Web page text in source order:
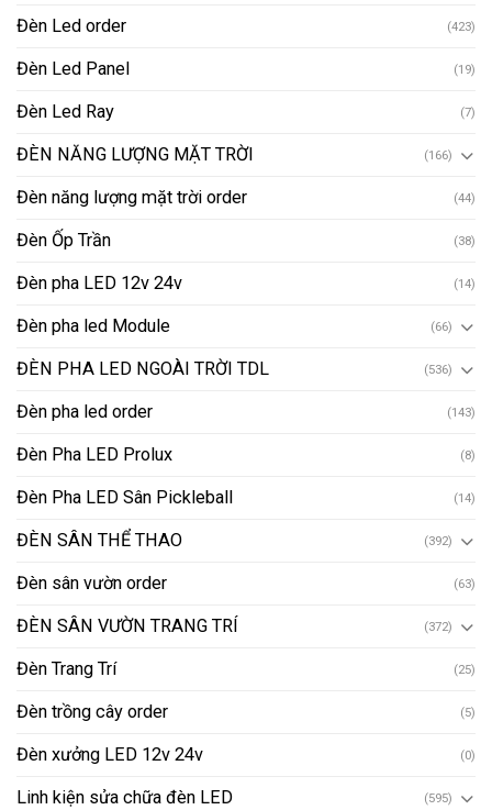
Đèn Led order (423)
Đèn Led Panel (19)
Đèn Led Ray (7)
ĐÈN NĂNG LƯỢNG MẶT TRỜI (166)
Đèn năng lượng mặt trời order (44)
Đèn Ốp Trần (38)
Đèn pha LED 12v 24v (14)
Đèn pha led Module (66)
ĐÈN PHA LED NGOÀI TRỜI TDL (536)
Đèn pha led order (143)
Đèn Pha LED Prolux (8)
Đèn Pha LED Sân Pickleball (14)
ĐÈN SÂN THỂ THAO (392)
Đèn sân vườn order (63)
ĐÈN SÂN VƯỜN TRANG TRÍ (372)
Đèn Trang Trí (25)
Đèn trồng cây order (5)
Đèn xưởng LED 12v 24v (0)
Linh kiện sửa chữa đèn LED (595)